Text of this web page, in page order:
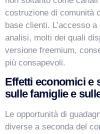
costruzione di comunità
base clienti. L’accesso
analisi, molti dei quali
versione freemium,
più consapevoli.
Effetti economici e
sulle famiglie e
Le opportunità di
diverse a seconda del